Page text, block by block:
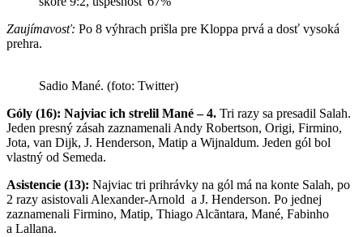
Zaujímavosť: Po 8 výhrach prišla pre Kloppa prvá a dosť vysoká
prehra.
Sadio Mané. (foto: Twitter)
Góly (16): Najviac ich strelil Mané – 4. Tri razy sa presadil Salah.
Jeden presný zásah zaznamenali Andy Robertson, Origi, Firmino,
Jota, van Dijk, J. Henderson, Matip a Wijnaldum. Jeden gól bol
vlastný od Semeda.
Asistencie (13): Najviac tri prihrávky na gól má na konte Salah, po
2 razy asistovali Alexander-Arnold a J. Henderson. Po jednej
zaznamenali Firmino, Matip, Thiago Alcãntara, Mané, Fabinho
a Lallana.